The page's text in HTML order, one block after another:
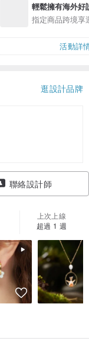
輕鬆擁有海外好
指定商品跨境享
活動詳
逛設計品牌
聯絡設計師
上次上線
超過 1 週